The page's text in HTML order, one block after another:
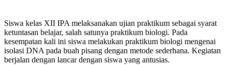
Sederhana
Siswa kelas XII IPA melaksanakan ujian praktikum sebagai syarat
ketuntasan belajar, salah satunya praktikum biologi. Pada
kesempatan kali ini siswa melakukan praktikum biologi mengenai
isolasi DNA pada buah pisang dengan metode sederhana. Kegiatan
berjalan dengan lancar dengan siswa yang antusias.